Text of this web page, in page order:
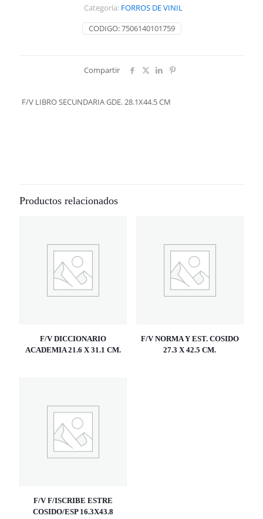
CODIGO:7506140101759
Categoría: FORROS DE VINIL
Compartir
F/V LIBRO SECUNDARIA GDE. 28.1X44.5 CM
Productos relacionados
F/V DICCIONARIO
ACADEMIA 21.6 X 31.1 CM.
F/V NORMA Y EST. COSIDO
27.3 X 42.5 CM.
F/V F/ISCRIBE ESTRE
COSIDO/ESP 16.3X43.8